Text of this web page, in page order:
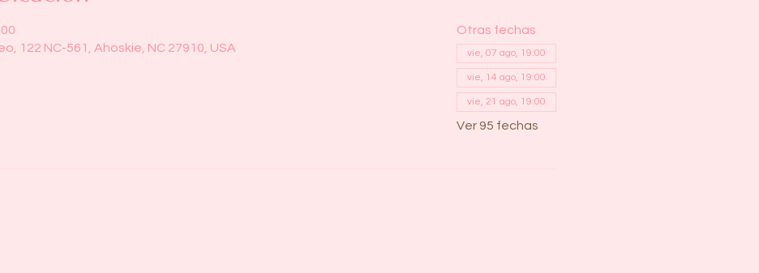
122 NC-561, Ahoskie, NC 27910, USA
Otras fechas
vie, 07 ago, 19:00
vie, 14 ago, 19:00
vie, 21 ago, 19:00
Ver 95 fechas